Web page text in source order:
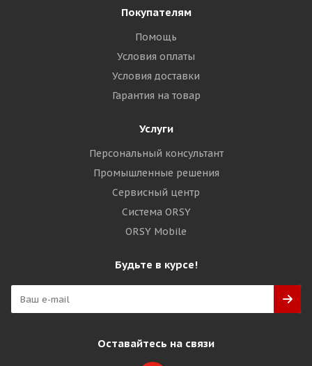
Покупателям
Помощь
Условия оплаты
Условия доставки
Гарантия на товар
Услуги
Персональный консультант
Промышленные решения
Сервисный центр
Система ORSY
ORSY Mobile
Будьте в курсе!
Оставайтесь на связи